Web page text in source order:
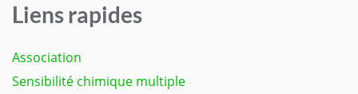
Liens rapides
Association
Sensibilité chimique multiple